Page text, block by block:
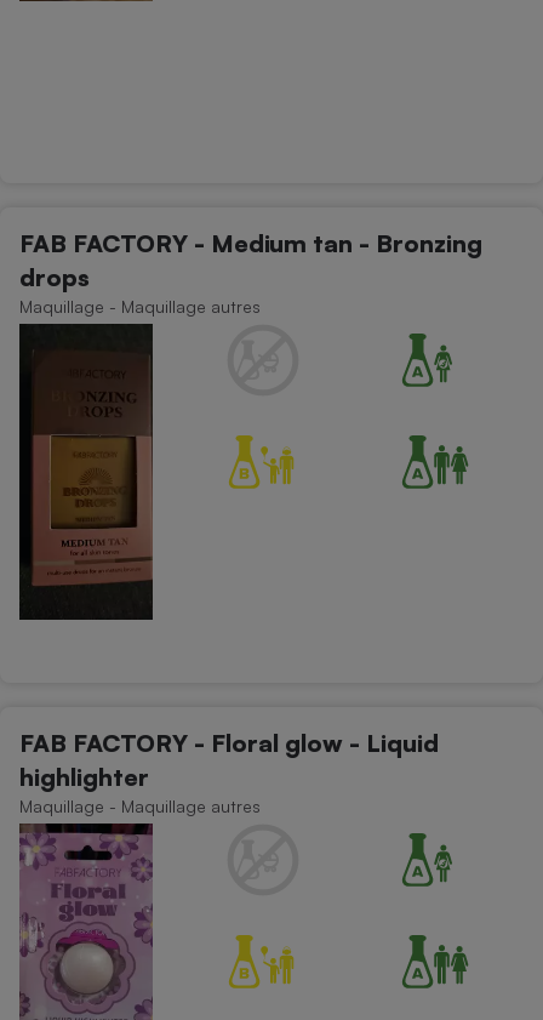
FAB FACTORY - Medium tan - Bronzing
drops
Maquillage - Maquillage autres
FAB FACTORY - Floral glow - Liquid
highlighter
Maquillage - Maquillage autres